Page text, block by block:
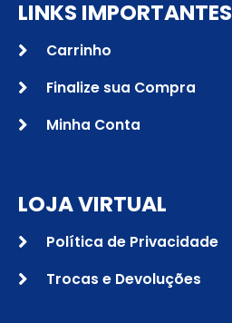
LINKS IMPORTANTES
Carrinho
Finalize sua Compra
Minha Conta
LOJA VIRTUAL
Política de Privacidade
Trocas e Devoluções